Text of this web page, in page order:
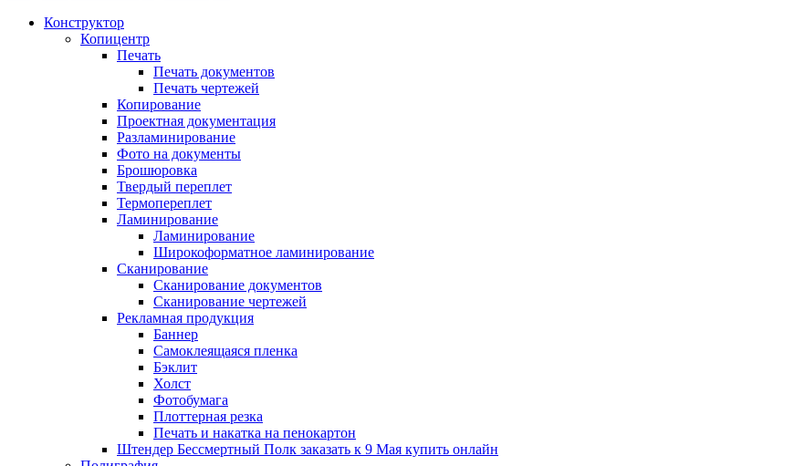
Конструктор
Копицентр
Печать
Печать документов
Печать чертежей
Копирование
Проектная документация
Разламинирование
Фото на документы
Брошюровка
Твердый переплет
Термопереплет
Ламинирование
Ламинирование
Широкоформатное ламинирование
Сканирование
Сканирование документов
Сканирование чертежей
Рекламная продукция
Баннер
Самоклеящаяся пленка
Бэклит
Холст
Фотобумага
Плоттерная резка
Печать и накатка на пенокартон
Штендер Бессмертный Полк заказать к 9 Мая купить онлайн